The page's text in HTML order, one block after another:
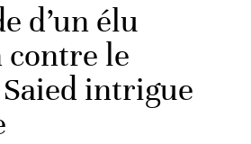
d’un élu
le
intrigue